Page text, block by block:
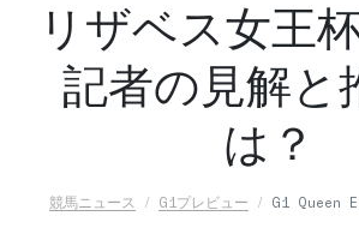
リザベス女王
記者の見解と
は？
競馬ニュース G1プレビュー G1